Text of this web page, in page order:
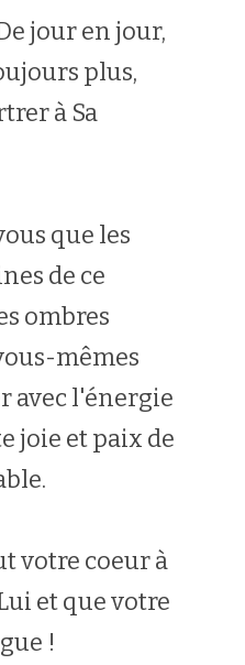
jour en jour,
plus,
à Sa
que les
de ce
ombres
mêmes
avec l'énergie
joie et paix de
votre coeur à
et que votre
!